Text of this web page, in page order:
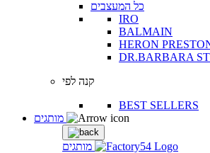
כל המעצבים
IRO
BALMAIN
HERON
DR.BARBARA
קנה לפי
BEST SELLERS
מותגים